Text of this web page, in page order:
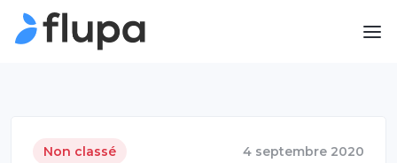
Non classé 4 septembre 2020